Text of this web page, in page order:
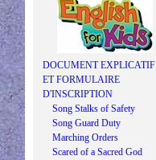
DOCUMENT EXPLICATIF
ET FORMULAIRE
D'INSCRIPTION
Song Stalks of Safety
Song Guard Duty
Marching Orders
Scared of a Sacred God